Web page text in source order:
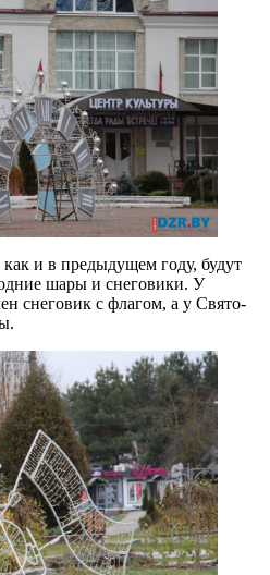
и в предыдущем году, будут
шары и снеговики. У
снеговик с флагом, а у Свято-